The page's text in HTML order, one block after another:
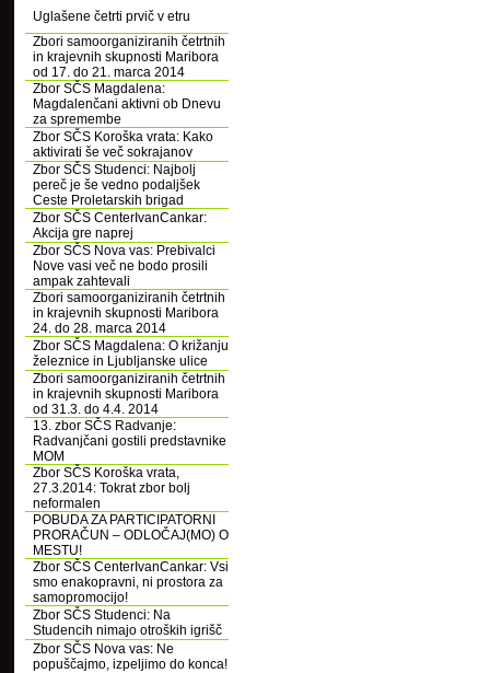
Uglašene četrti prvič v etru
Zbori samoorganiziranih četrtnih
in krajevnih skupnosti Maribora
od 17. do 21. marca 2014
Zbor SČS Magdalena:
Magdalenčani aktivni ob Dnevu
za spremembe
Zbor SČS Koroška vrata: Kako
aktivirati še več sokrajanov
Zbor SČS Studenci: Najbolj
pereč je še vedno podaljšek
Ceste Proletarskih brigad
Zbor SČS CenterIvanCankar:
Akcija gre naprej
Zbor SČS Nova vas: Prebivalci
Nove vasi več ne bodo prosili
ampak zahtevali
Zbori samoorganiziranih četrtnih
in krajevnih skupnosti Maribora
24. do 28. marca 2014
Zbor SČS Magdalena: O križanju
železnice in Ljubljanske ulice
Zbori samoorganiziranih četrtnih
in krajevnih skupnosti Maribora
od 31.3. do 4.4. 2014
13. zbor SČS Radvanje:
Radvanjčani gostili predstavnike
MOM
Zbor SČS Koroška vrata,
27.3.2014: Tokrat zbor bolj
neformalen
POBUDA ZA PARTICIPATORNI
PRORAČUN – ODLOČAJ(MO) O
MESTU!
Zbor SČS CenterIvanCankar: Vsi
smo enakopravni, ni prostora za
samopromocijo!
Zbor SČS Studenci: Na
Studencih nimajo otroških igrišč
Zbor SČS Nova vas: Ne
popuščajmo, izpeljimo do konca!